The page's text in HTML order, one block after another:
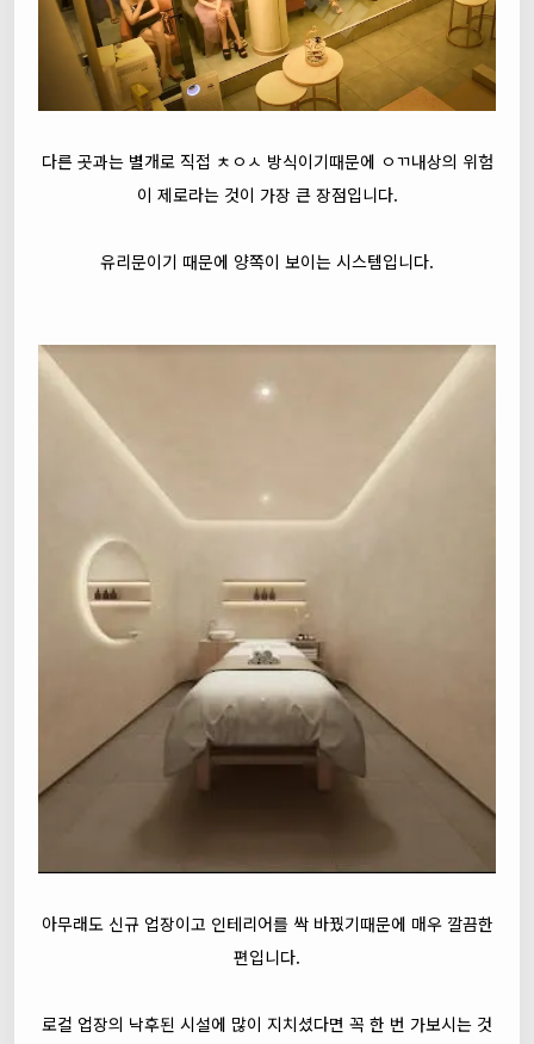
다른 곳과는 별개로 직접 ㅊㅇㅅ 방식이기때문에 ㅇㄲ내상의 위험
이 제로라는 것이 가장 큰 장점입니다.
유리문이기 때문에 양쪽이 보이는 시스템입니다.
아무래도 신규 업장이고 인테리어를 싹 바꿨기때문에 매우 깔끔한
편입니다.
로컬 업장의 낙후된 시설에 많이 지치셨다면 꼭 한 번 가보시는 것